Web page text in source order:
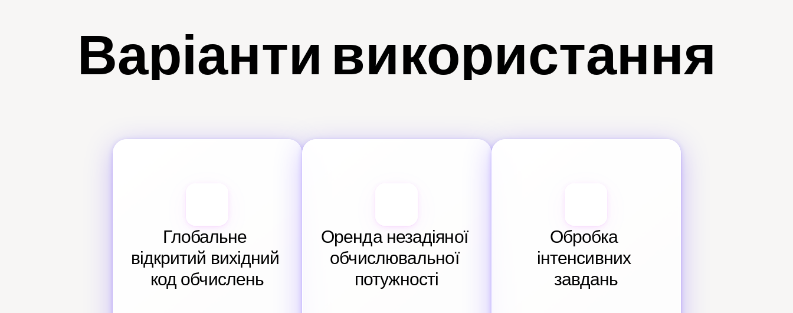
Варіанти використання
Глобальне
відкритий вихідний
код обчислень
Оренда незадіяної
обчислювальної
потужності
Обробка
інтенсивних
завдань